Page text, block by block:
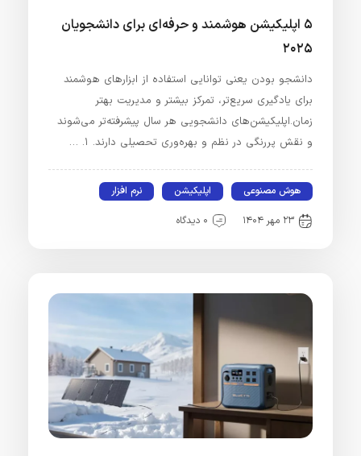
۵ اپلیکیشن هوشمند و حرفه‌ای برای دانشجویان
۲۰۲۵
دانشجو بودن یعنی توانایی استفاده از ابزارهای هوشمند
برای یادگیری سریع‌تر، تمرکز بیشتر و مدیریت بهتر
زمان.اپلیکیشن‌های دانشجویی هر سال پیشرفته‌تر می‌شوند
و نقش پررنگی در نظم و بهره‌وری تحصیلی دارند. ۱. …
هوش مصنوعی اپلیکیشن نرم افزار
۲۳ مهر ۱۴۰۴